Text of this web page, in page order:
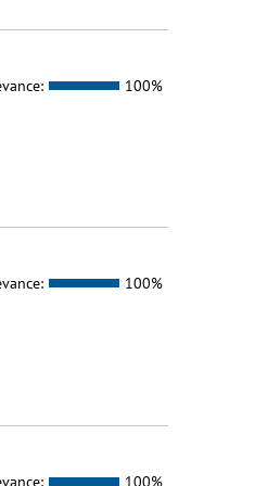
100%
100%
100%